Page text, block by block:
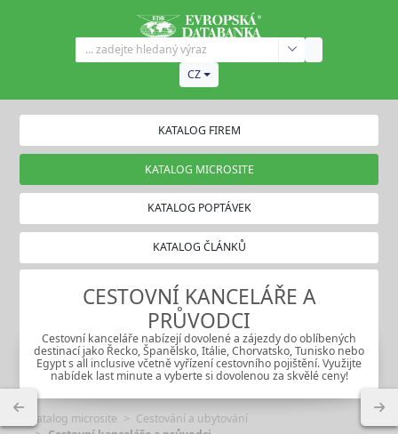
CZ
KATALOG FIREM
KATALOG MICROSITE
KATALOG POPTÁVEK
KATALOG ČLÁNKŮ
CESTOVNÍ KANCELÁŘE A
PRŮVODCI
Cestovní kanceláře nabízejí dovolené a zájezdy do oblíbených
destinací jako Řecko, Španělsko, Itálie, Chorvatsko, Tunisko nebo
Egypt s all inclusive včetně vyřízení cestovního pojištění. Využijte
nabídek last minute a vyberte si dovolenou za skvělé ceny!
Katalog microsite
Cestování a ubytování